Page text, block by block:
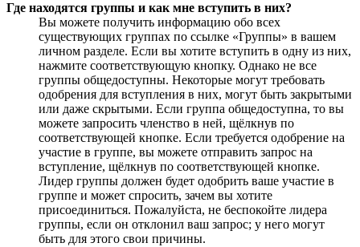
Где находятся группы и как мне вступить в них?
Вы можете получить информацию обо всех
существующих группах по ссылке «Группы» в вашем
личном разделе. Если вы хотите вступить в одну из них,
нажмите соответствующую кнопку. Однако не все
группы общедоступны. Некоторые могут требовать
одобрения для вступления в них, могут быть закрытыми
или даже скрытыми. Если группа общедоступна, то вы
можете запросить членство в ней, щёлкнув по
соответствующей кнопке. Если требуется одобрение на
участие в группе, вы можете отправить запрос на
вступление, щёлкнув по соответствующей кнопке.
Лидер группы должен будет одобрить ваше участие в
группе и может спросить, зачем вы хотите
присоединиться. Пожалуйста, не беспокойте лидера
группы, если он отклонил ваш запрос; у него могут
быть для этого свои причины.